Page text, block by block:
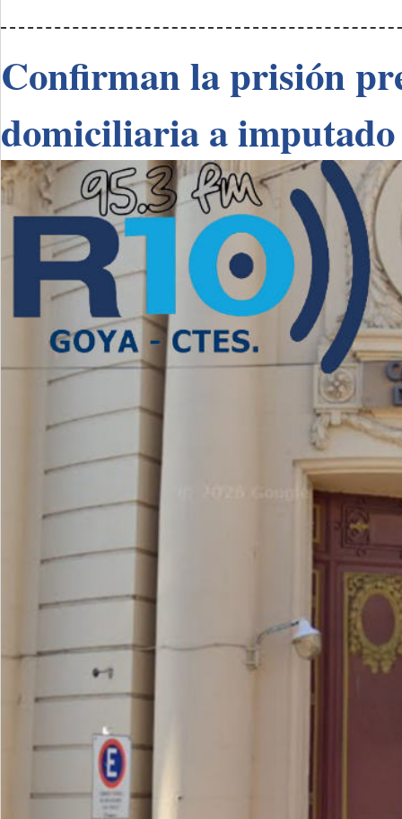
Confirman la prisión
domiciliaria a